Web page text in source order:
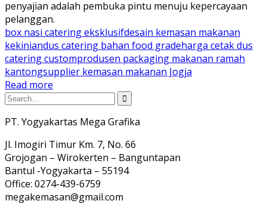
penyajian adalah pembuka pintu menuju kepercayaan
pelanggan.
box nasi catering eksklusifdesain kemasan makanan
kekiniandus catering bahan food gradeharga cetak dus
catering customprodusen packaging makanan ramah
kantongsupplier kemasan makanan Jogja
Read more
PT. Yogyakartas Mega Grafika
Jl. Imogiri Timur Km. 7, No. 66
Grojogan – Wirokerten – Banguntapan
Bantul -Yogyakarta – 55194
Office: 0274-439-6759
megakemasan@gmail.com